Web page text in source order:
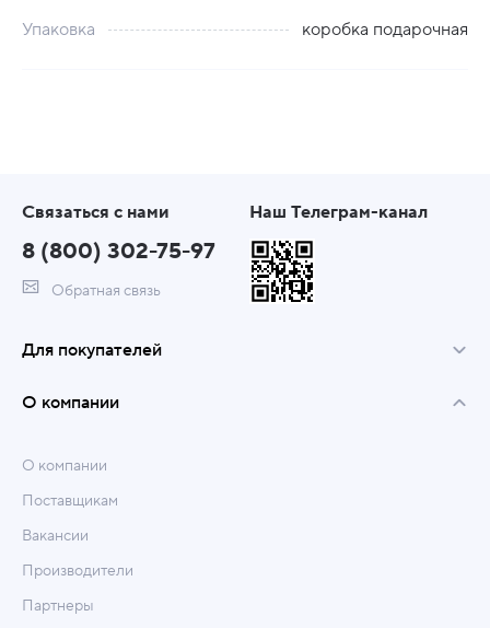
Упаковка коробка подарочная
Связаться с нами
8 (800) 302-75-97
Обратная связь
Наш Телеграм-канал
Для покупателей
О компании
О компании
Поставщикам
Вакансии
Производители
Партнеры